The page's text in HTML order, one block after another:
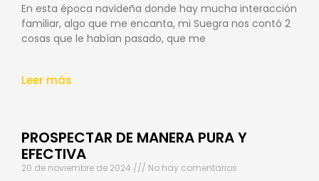
En esta época navideña donde hay mucha interacción
familiar, algo que me encanta, mi Suegra nos contó 2
cosas que le habían pasado, que me
Leer más
PROSPECTAR DE MANERA PURA Y
EFECTIVA
20 de noviembre de 2024 No hay comentarios